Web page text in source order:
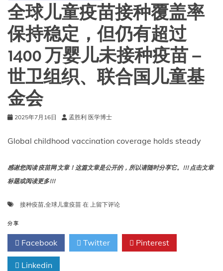
国
免
疫
覆
盖
率
的
估
计
全球儿童疫苗接种覆盖率
保持稳定，但仍有超过
1400 万婴儿未接种疫苗 –
世卫组织、联合国儿童基
金会
2025年7月16日 孟胜利 医学博士
Global childhood vaccination coverage holds steady
感谢您阅读 疫苗网 文章！这篇文章是公开的，所以请随时分享它。!!! 点击文章
标题或阅读更多!!!
接种疫苗,全球儿童疫苗 在 全
童
疫
苗
上留下评论
分享
Facebook Twitter Pinterest
Linkedin